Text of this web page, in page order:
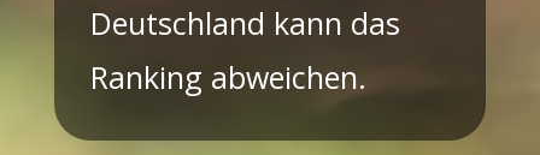
Deutschland kann das
Ranking abweichen.